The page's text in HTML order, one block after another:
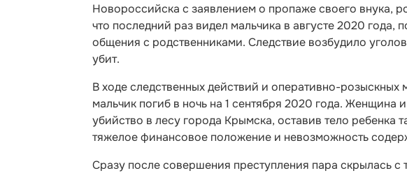
Новороссийска с заявлением о пропаже своего внука,
что последний раз видел мальчика в августе 2020 года,
общения с родственниками. Следствие возбудило
убит.
В ходе следственных действий и оперативно-розыскных
мальчик погиб в ночь на 1 сентября 2020 года. Женщина
убийство в лесу города Крымска, оставив тело ребенка
тяжелое финансовое положение и невозможность
Сразу после совершения преступления пара скрылась